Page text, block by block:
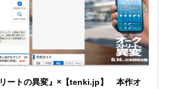
ートの異変』×【tenki.jp】 本作オ